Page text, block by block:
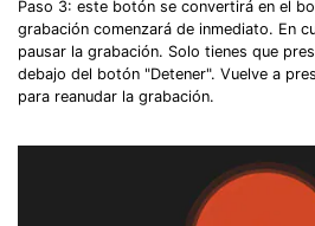
Paso 3: este botón se convertirá en el
grabación comenzará de inmediato. En
pausar la grabación. Solo tienes que
debajo del botón "Detener". Vuelve a
para reanudar la grabación.